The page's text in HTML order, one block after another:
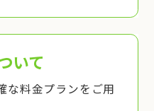
いて
な料金プランをご用